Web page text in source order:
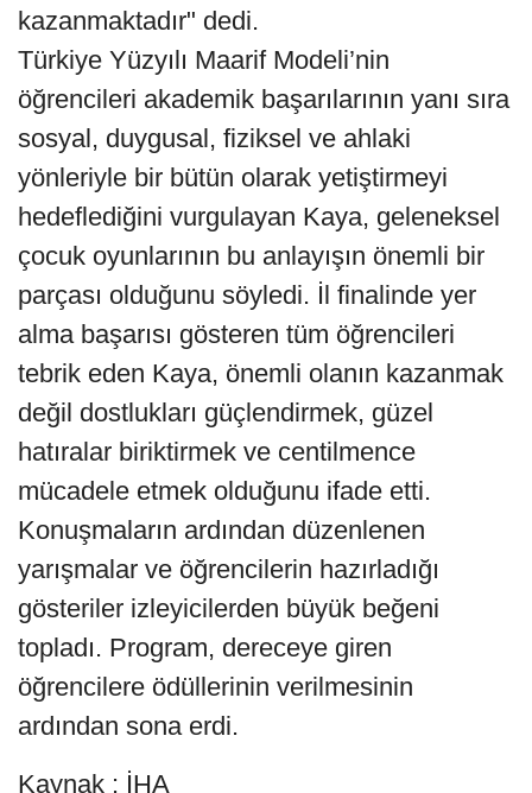
kazanmaktadır" dedi.
Türkiye Yüzyılı Maarif Modeli’nin
öğrencileri akademik başarılarının yanı sıra
sosyal, duygusal, fiziksel ve ahlaki
yönleriyle bir bütün olarak yetiştirmeyi
hedeflediğini vurgulayan Kaya, geleneksel
çocuk oyunlarının bu anlayışın önemli bir
parçası olduğunu söyledi. İl finalinde yer
alma başarısı gösteren tüm öğrencileri
tebrik eden Kaya, önemli olanın kazanmak
değil dostlukları güçlendirmek, güzel
hatıralar biriktirmek ve centilmence
mücadele etmek olduğunu ifade etti.
Konuşmaların ardından düzenlenen
yarışmalar ve öğrencilerin hazırladığı
gösteriler izleyicilerden büyük beğeni
topladı. Program, dereceye giren
öğrencilere ödüllerinin verilmesinin
ardından sona erdi.
Kaynak : İHA